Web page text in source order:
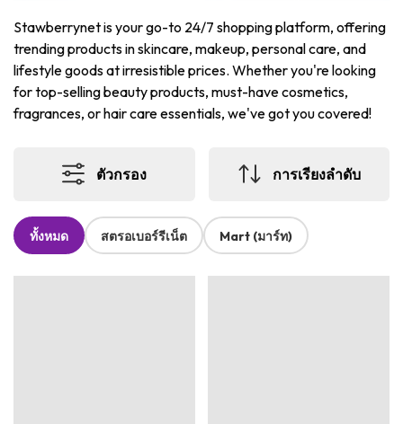
Stawberrynet is your go-to 24/7 shopping platform, offering
trending products in skincare, makeup, personal care, and
lifestyle goods at irresistible prices. Whether you're looking
for top-selling beauty products, must-have cosmetics,
fragrances, or hair care essentials, we've got you covered!
ตัวกรอง การเรียงลำดับ
ทั้งหมด สตรอเบอร์รีเน็ต Mart (มาร์ท)